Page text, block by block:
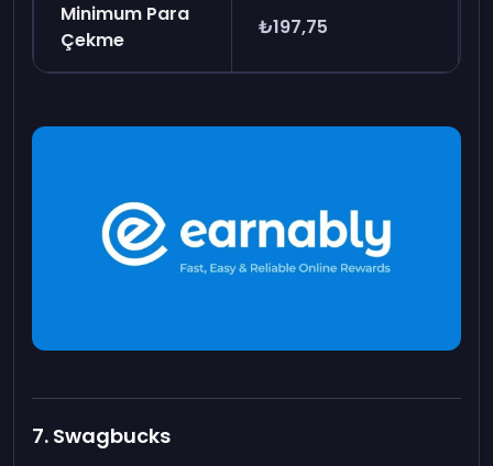
Minimum Para
Çekme
₺197,75
7. Swagbucks